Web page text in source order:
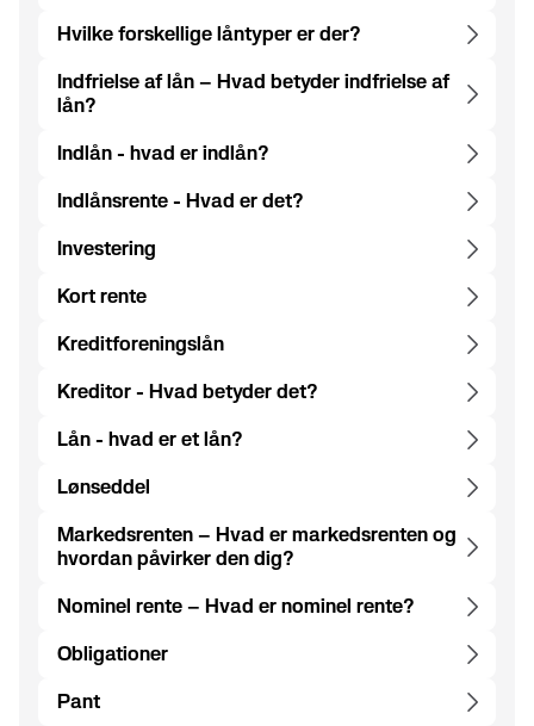
Hvilke forskellige låntyper er der?
Indfrielse af lån – Hvad betyder indfrielse af
lån?
Indlån - hvad er indlån?
Indlånsrente - Hvad er det?
Investering
Kort rente
Kreditforeningslån
Kreditor - Hvad betyder det?
Lån - hvad er et lån?
Lønseddel
Markedsrenten – Hvad er markedsrenten og
hvordan påvirker den dig?
Nominel rente – Hvad er nominel rente?
Obligationer
Pant